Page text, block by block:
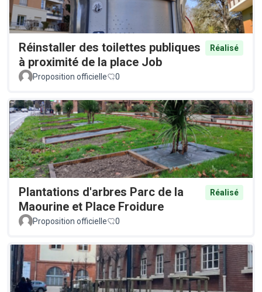
Réinstaller des toilettes publiques
à proximité de la place Job
Réalisé
Proposition officielle 0
Plantations d'arbres Parc de la
Maourine et Place Froidure
Réalisé
Proposition officielle 0